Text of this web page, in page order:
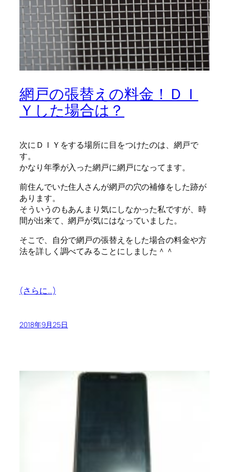
網戸の張替えの料金！ＤＩ
Ｙした場合は？
次にＤＩＹをする場所に目をつけたのは、網戸で
す。
かなり年季が入った網戸に網戸になってます。
前住んでいた住人さんが網戸の穴の補修をした跡が
あります。
そういうのもあんまり気にしなかった私ですが、時
間が出来て、網戸が気にはなっていました。
そこで、自分で網戸の張替えをした場合の料金や方
法を詳しく調べてみることにしました＾＾
(さらに…)
2018年9月25日